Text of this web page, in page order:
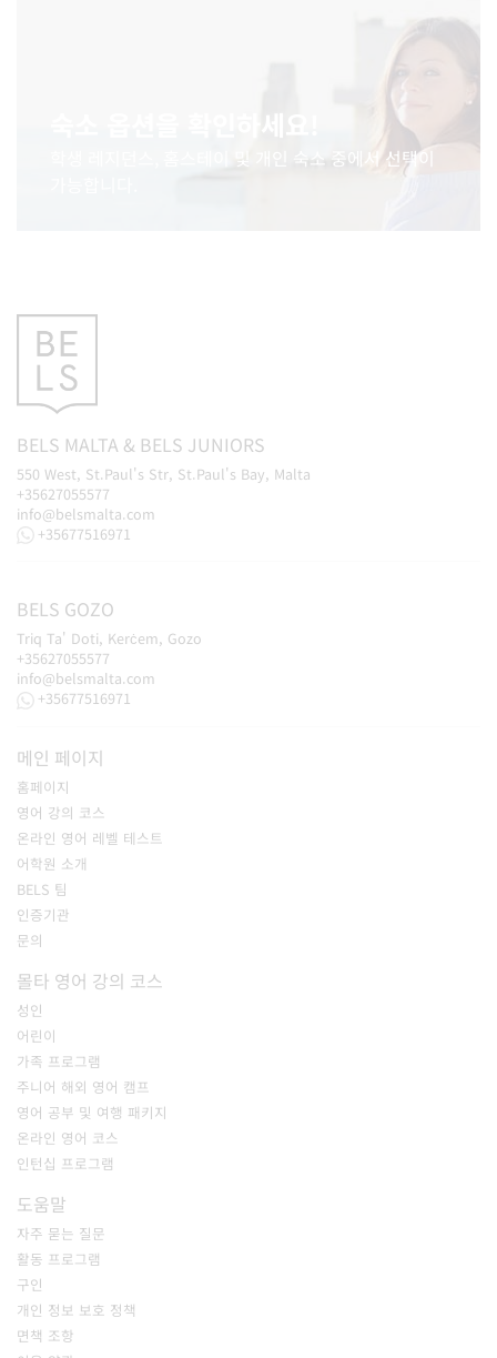
숙소 옵션을 확인하세요!
학생 레지던스, 홈스테이 및 개인 숙소 중에서 선택이
BELS MALTA & BELS JUNIORS
550 West, St.Paul's Str, St.Paul's Bay, Malta
+35627055577
info@belsmalta.com
+35677516971
BELS GOZO
Triq Ta' Doti, Kerċem, Gozo
+35627055577
info@belsmalta.com
+35677516971
메인 페이지
홈페이지
영어 강의 코스
온라인 영어 레벨 테스트
어학원 소개
BELS 팀
인증기관
문의
몰타 영어 강의 코스
성인
어린이
가족 프로그램
주니어 해외 영어 캠프
영어 공부 및 여행 패키지
온라인 영어 코스
인턴십 프로그램
도움말
자주 묻는 질문
활동 프로그램
구인
개인 정보 보호 정책
면책 조항